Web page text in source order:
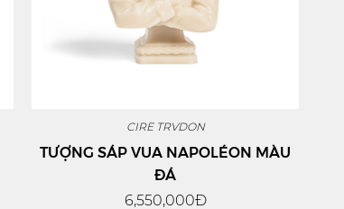
CIRE TRVDON
TƯỢNG SÁP VUA NAPOLÉON MÀU
ĐÁ
6,550,000Đ